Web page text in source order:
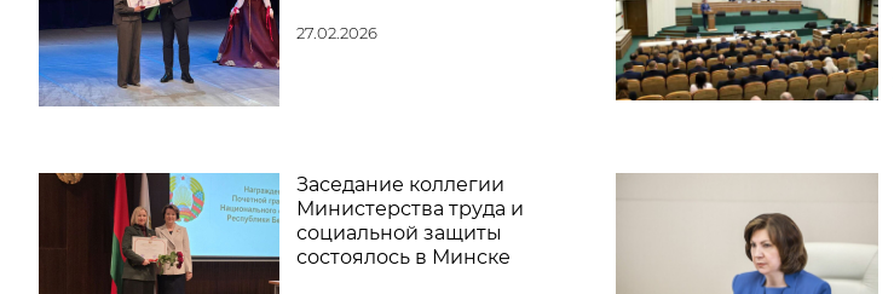
27.02.2026
Заседание коллегии
Министерства труда и
социальной защиты
состоялось в Минске